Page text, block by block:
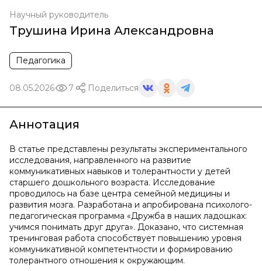
Научный руководитель
Трушина Ирина Александровна
Педагогика
08.05.2026 7 Поделиться
Аннотация
В статье представлены результаты экспериментального
исследования, направленного на развитие
коммуникативных навыков и толерантности у детей
старшего дошкольного возраста. Исследование
проводилось на базе центра семейной медицины и
развития мозга. Разработана и апробирована психолого-
педагогическая программа «Дружба в наших ладошках:
учимся понимать друг друга». Доказано, что системная
тренинговая работа способствует повышению уровня
коммуникативной компетентности и формированию
толерантного отношения к окружающим.